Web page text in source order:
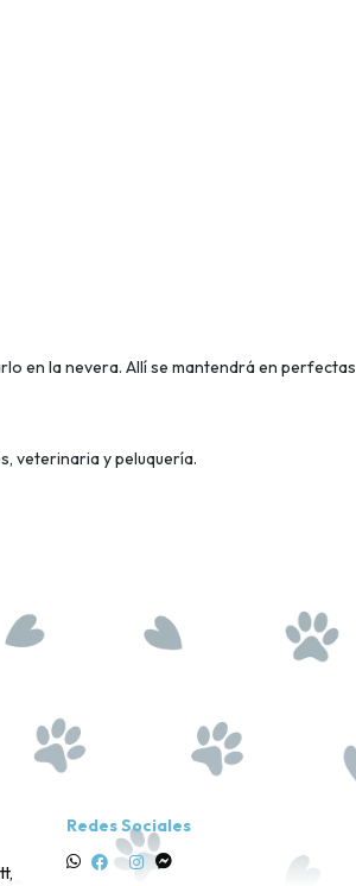
en la nevera. Allí se mantendrá en perfectas
veterinaria y peluquería.
Redes Sociales